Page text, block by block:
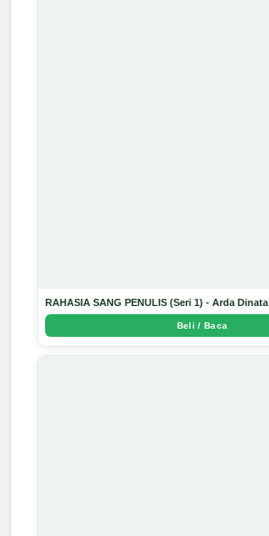
RAHASIA SANG PENULIS (Seri 1) - Arda Dinata
Beli / Baca